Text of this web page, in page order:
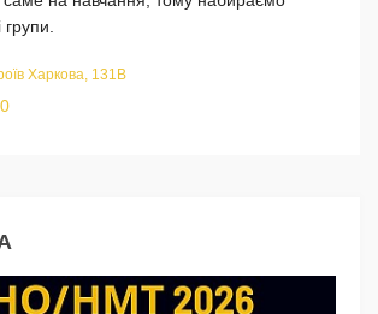
Харкова, 131В